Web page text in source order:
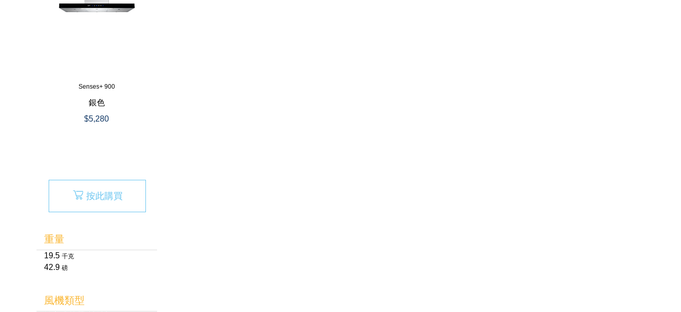
Senses+ 900
銀色
$5,280
按此購買
重量
19.5 千克
42.9 磅
風機類型